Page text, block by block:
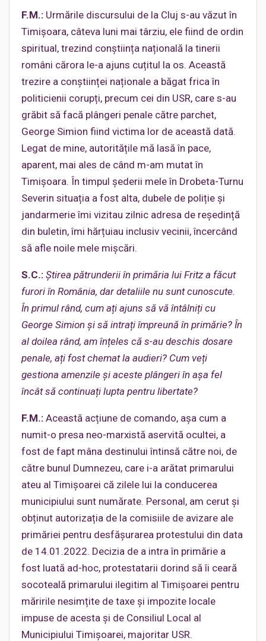
F.M.: Urmările discursului de la Cluj s-au văzut în
Timișoara, câteva luni mai târziu, ele fiind de ordin
spiritual, trezind conștiința națională la tinerii
români cărora le-a ajuns cuțitul la os. Această
trezire a conștiinței naționale a băgat frica în
politicienii corupți, precum cei din USR, care s-au
grăbit să facă plângeri penale către parchet,
George Simion fiind victima lor de această dată.
Legat de mine, autoritățile mă lasă în pace,
aparent, mai ales de când m-am mutat în
Timișoara. În timpul șederii mele în Drobeta-Turnu
Severin situația a fost alta, dubele de poliție și
jandarmerie îmi vizitau zilnic adresa de reședință
din buletin, îmi hărțuiau inclusiv vecinii, încercând
să afle noile mele mișcări.
S.C.: Știrea pătrunderii în primăria lui Fritz a făcut
furori în România, dar detaliile nu sunt cunoscute.
În primul rând, cum ați ajuns să vă întâlniți cu
George Simion și să intrați împreună în primărie? În
al doilea rând, am înțeles că s-au deschis dosare
penale, ați fost chemat la audieri? Cum veți
gestiona amenzile și aceste plângeri în așa fel
încât să continuați lupta pentru libertate?
F.M.: Această acțiune de comando, așa cum a
numit-o presa neo-marxistă aservită ocultei, a
fost de fapt mâna destinului întinsă către noi, de
către bunul Dumnezeu, care i-a arătat primarului
ateu al Timișoarei că zilele lui la conducerea
municipiului sunt numărate. Personal, am cerut și
obținut autorizația de la comisiile de avizare ale
primăriei pentru desfășurarea protestului din data
de 14.01.2022. Decizia de a intra în primărie a
fost luată ad-hoc, protestatarii dorind să îi ceară
socoteală primarului ilegitim al Timișoarei pentru
măririle nesimțite de taxe și impozite locale
impuse de acesta și de Consiliul Local al
Municipiului Timișoarei, majoritar USR.